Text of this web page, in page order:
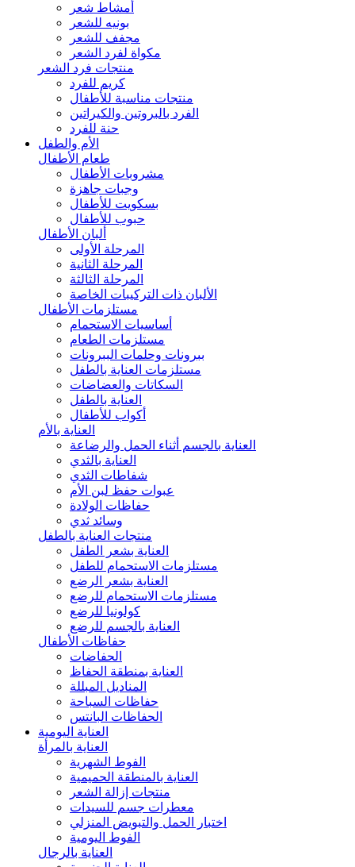
أمشاط شعر
بونيه للشعر
مجفف للشعر
مكواة لفرد الشعر
منتجات فرد الشعر
كريم للفرد
منتجات مناسبة للأطفال
الفرد بالبروتين والكيراتين
حنة للفرد
الأم والطفل
طعام الأطفال
مشروبات الأطفال
وجبات جاهزة
بسكويت للأطفال
حبوب للأطفال
ألبان الأطفال
المرحلة الأولى
المرحلة الثانية
المرحلة الثالثة
الألبان ذات التركيبات الخاصة
مستلزمات الأطفال
أساسيات الاستحمام
مستلزمات الطعام
ببرونات وحلمات الببرونات
مستلزمات العناية بالطفل
السكاتات والعضاضات
العناية بالطفل
أكواب للأطفال
العناية بالأم
العناية بالجسم أثناء الحمل والرضاعة
العناية بالثدي
شفاطات الثدي
عبوات حفظ لبن الأم
حفاظات الولادة
وسائد ثدي
منتجات العناية بالطفل
العناية بشعر الطفل
مستلزمات الاستحمام للطفل
العناية بشعر الرضع
مستلزمات الاستحمام للرضع
كولونيا للرضع
العناية بالجسم للرضع
حفاظات الأطفال
الحفاضات
العناية بمنطقة الحفاظ
المناديل المبللة
حفاظات السباحة
الحفاظات البانتس
العناية اليومية
العناية بالمرأة
الفوط الشهرية
العناية بالمنطقة الحميمية
منتجات إزالة الشعر
معطرات جسم للسيدات
اختبار الحمل والتبويض المنزلي
الفوط اليومية
العناية بالرجال